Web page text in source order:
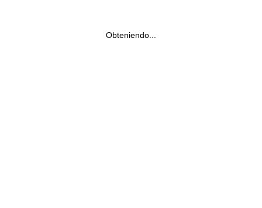
Obteniendo...